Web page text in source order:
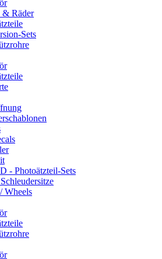
& Räder
Sets
- Photoätzteil-Sets
Wheels